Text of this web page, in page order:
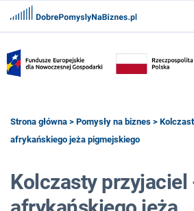
ZAREJESTRUJ
FRANCZYZY
Strona główna > Pomysły na biznes >
afrykańskiego jeża pigmejskiego
Kolczasty przyjaciel